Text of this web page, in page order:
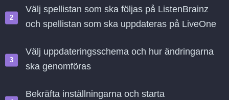
Välj spellistan som ska följas på ListenBrainz
och spellistan som ska uppdateras på LiveOne
Välj uppdateringsschema och hur ändringarna
ska genomföras
Bekräfta inställningarna och starta